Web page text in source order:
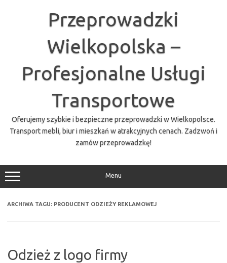
Przeprowadzki
Wielkopolska –
Profesjonalne Usługi
Transportowe
Oferujemy szybkie i bezpieczne przeprowadzki w Wielkopolsce.
Transport mebli, biur i mieszkań w atrakcyjnych cenach. Zadzwoń i
zamów przeprowadzkę!
Menu
ARCHIWA TAGU: PRODUCENT ODZIEŻY REKLAMOWEJ
Odzież z logo firmy